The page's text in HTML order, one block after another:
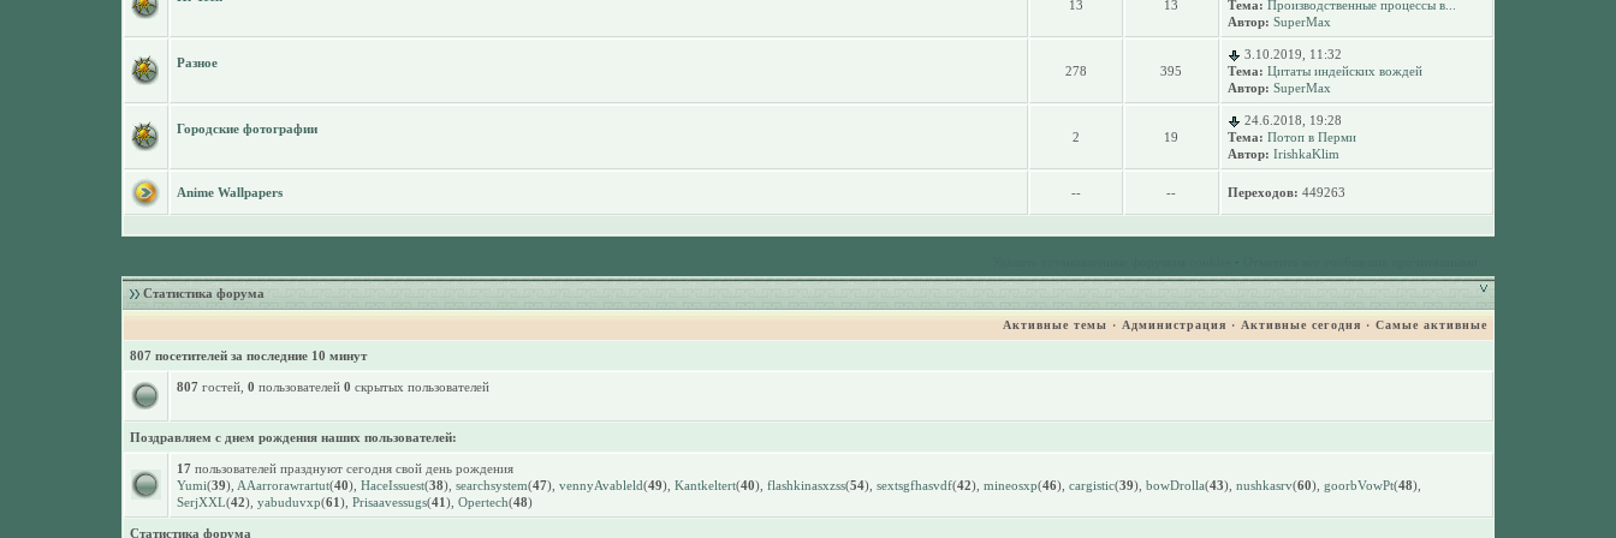
13 13
Тема: Производственные процессы в...
Автор: SuperMax
Разное
278 395
3.10.2019, 11:32
Тема: Цитаты индейских вождей
Автор: SuperMax
Городские фотографии
2 19
24.6.2018, 19:28
Тема: Потоп в Перми
Автор: IrishkaKlim
Anime Wallpapers -- -- Переходов: 449263
·
Статистика форума
Активные темы · Администрация · Активные сегодня · Самые активные
807 посетителей за последние 10 минут
807гостей, 0 пользователей 0 скрытых пользователей
Поздравляем с днем рождения наших пользователей:
17пользователей празднуют сегодня свой день рождения
Yumi(39), AAarrorawrartut(40), HaceIssuest(38), searchsystem(47), vennyAvableld(49), Kantkeltert(40), flashkinasxzss(54), sextsgfhasvdf(42), mineosxp(46), cargistic(39), bowDrolla(43), nushkasrv(60), goorbVowPt(48),
SerjXXL(42), yabuduvxp(61), Prisaavessugs(41), Opertech(48)
Статистика форума